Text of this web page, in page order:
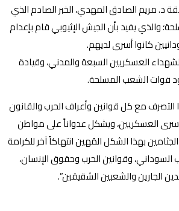
د. مريم الصادق المهدي، الخبر الصادم الذي
والذي يفيد بأن الجيش الإثيوبي قام بإعدام
كانوا أسرى لديهم.
العسكريين السبعة والمدني، وقيادة
قوات الشعب المسلحة.
التصرف مع كل قوانين وأعراف الحرب والقانون
العسكريين، ويشكل عدواناً على مواطن
بهذا الشكل المُهين انتهاكاً آخر للكرامة
السوداني، وقوانين الحرب وحقوق الإنسان،
الجارين والشعبين الشقيقين”.